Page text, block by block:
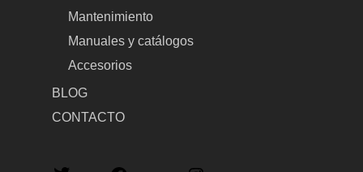
Mantenimiento
Manuales y catálogos
Accesorios
BLOG
CONTACTO